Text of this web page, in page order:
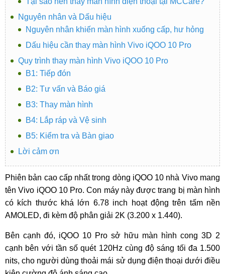
Nguyên nhân và Dấu hiệu
Nguyên nhân khiến màn hình xuống cấp, hư hỏng
Dấu hiệu cần thay màn hình Vivo iQOO 10 Pro
Quy trình thay màn hình Vivo iQOO 10 Pro
B1: Tiếp đón
B2: Tư vấn và Báo giá
B3: Thay màn hình
B4: Lắp ráp và Vệ sinh
B5: Kiểm tra và Bàn giao
Lời cảm ơn
Phiên bản cao cấp nhất trong dòng iQOO 10 nhà Vivo mang
tên Vivo iQOO 10 Pro. Con máy này được trang bị màn hình
có kích thước khá lớn 6.78 inch hoạt động trên tấm nền
AMOLED, đi kèm độ phân giải 2K (3.200 x 1.440).
Bên cạnh đó, iQOO 10 Pro sở hữu màn hình cong 3D 2
cạnh bên với tần số quét 120Hz cùng độ sáng tối đa 1.500
nits, cho người dùng thoải mái sử dụng điện thoại dưới điều